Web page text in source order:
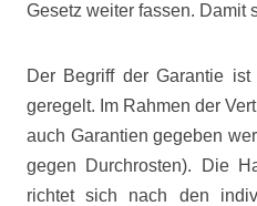
Gesetz weiter fassen. Damit
Der Begriff der Garantie
geregelt. Im Rahmen der
auch Garantien gegeben
gegen Durchrosten). Die
richtet sich nach den